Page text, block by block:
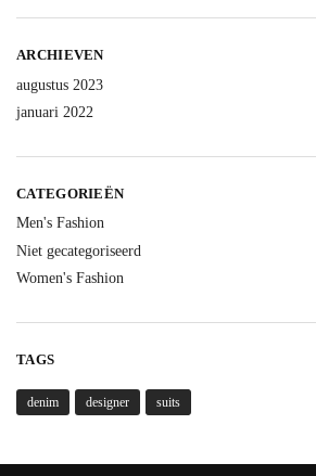
ARCHIEVEN
augustus 2023
januari 2022
CATEGORIEËN
Men's Fashion
Niet gecategoriseerd
Women's Fashion
TAGS
denim designer suits